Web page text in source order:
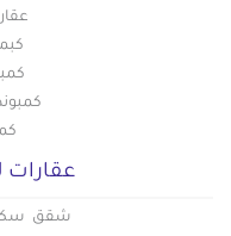
عقارات
شقق